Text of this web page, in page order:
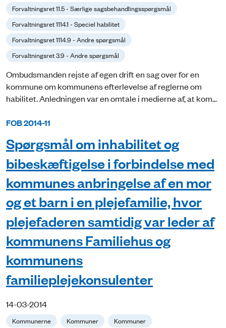
Forvaltningsret 11.5 - Særlige sagsbehandlingsspørgsmål
Forvaltningsret 1114.1 - Speciel habilitet
Forvaltningsret 1114.9 - Andre spørgsmål
Forvaltningsret 3.9 - Andre spørgsmål
Ombudsmanden rejste af egen drift en sag over for en
kommune om kommunens efterlevelse af reglerne om
habilitet. Anledningen var en omtale i medierne af, at kom...
FOB 2014-11
Spørgsmål om inhabilitet og
bibeskæftigelse i forbindelse med
kommunes anbringelse af en mor
og et barn i en plejefamilie, hvor
plejefaderen samtidig var leder af
kommunens Familiehus og
kommunens
familieplejekonsulenter
14-03-2014
Kommunerne Kommuner
Kommuner